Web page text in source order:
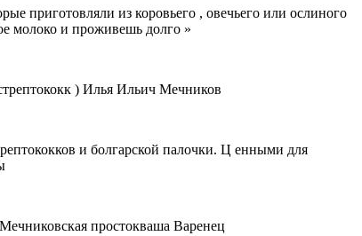
приготовляли из коровьего , овечьего или ослиного
молоко и проживешь долго »
) Илья Ильич Мечников
и болгарской палочки. Ц енными для
простокваша Варенец